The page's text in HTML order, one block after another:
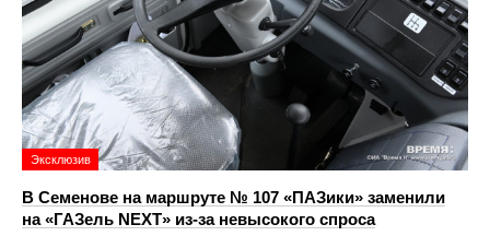
Эксклюзив
В Семенове на маршруте № 107 «ПАЗики» заменили
на «ГАЗель NEXT» из‑за невысокого спроса